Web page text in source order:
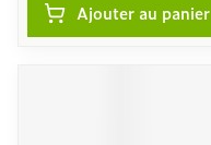
Ajouter au panier